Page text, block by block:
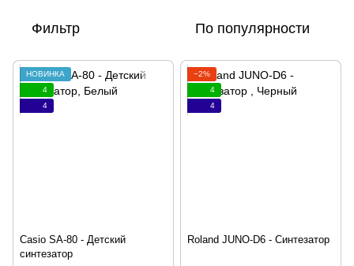
Фильтр По популярности
НОВИНКА
4
4
Casio SA-80 - Детский
синтезатор
−2%
4
4
Roland JUNO-D6 - Синтезатор